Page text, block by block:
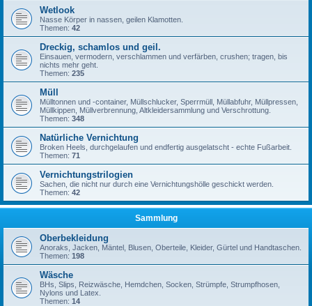
Wetlook
Nasse Körper in nassen, geilen Klamotten.
Themen: 42
Dreckig, schamlos und geil.
Einsauen, vermodern, verschlammen und verfärben, crushen; tragen, bis
nichts mehr geht.
Themen: 235
Müll
Mülltonnen und -container, Müllschlucker, Sperrmüll, Müllabfuhr, Müllpressen,
Müllkippen, Müllverbrennung, Altkleidersammlung und Verschrottung.
Themen: 348
Natürliche Vernichtung
Broken Heels, durchgelaufen und endfertig ausgelatscht - echte Fußarbeit.
Themen: 71
Vernichtungstrilogien
Sachen, die nicht nur durch eine Vernichtungshölle geschickt werden.
Themen: 42
Sammlung
Oberbekleidung
Anoraks, Jacken, Mäntel, Blusen, Oberteile, Kleider, Gürtel und Handtaschen.
Themen: 198
Wäsche
BHs, Slips, Reizwäsche, Hemdchen, Socken, Strümpfe, Strumpfhosen,
Nylons und Latex.
Themen: 14